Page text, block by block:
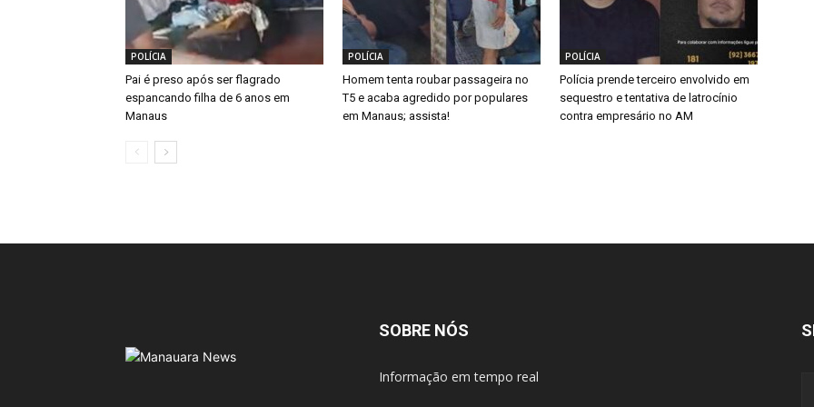
POLÍCIA
Pai é preso após ser flagrado
espancando filha de 6 anos em
Manaus
POLÍCIA
Homem tenta roubar passageira no
T5 e acaba agredido por populares
em Manaus; assista!
POLÍCIA
Polícia prende terceiro envolvido em
sequestro e tentativa de latrocínio
contra empresário no AM
SOBRE NÓS
Informação em tempo real